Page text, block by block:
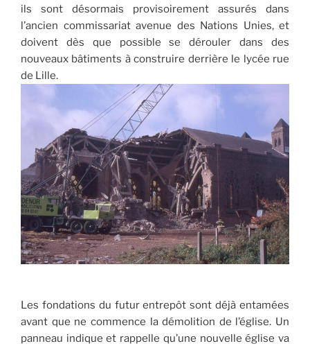
ils sont désormais provisoirement assurés dans
l’ancien commissariat avenue des Nations Unies, et
doivent dès que possible se dérouler dans des
nouveaux bâtiments à construire derrière le lycée rue
de Lille.
Les fondations du futur entrepôt sont déjà entamées
avant que ne commence la démolition de l’église. Un
panneau indique et rappelle qu’une nouvelle église va